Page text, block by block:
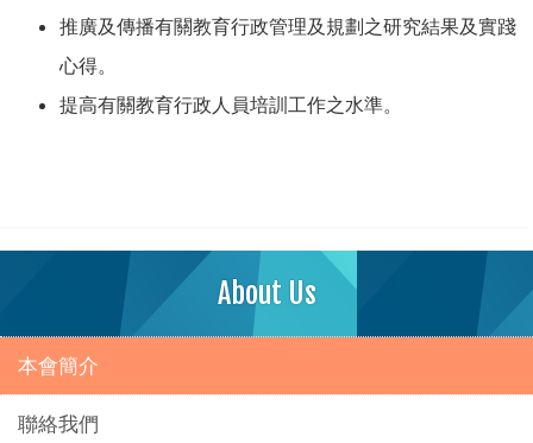
推廣及傳播有關教育行政管理及規劃之研究結果及實踐
心得。
提高有關教育行政人員培訓工作之水準。
About Us
本會簡介
聯絡我們